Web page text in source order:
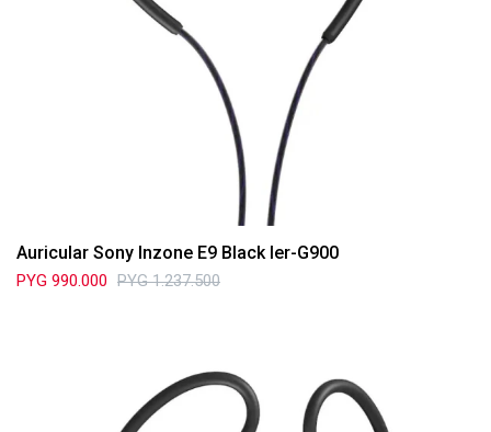
Auricular Sony Inzone E9 Black Ier-G900
PYG 990.000 PYG 1.237.500